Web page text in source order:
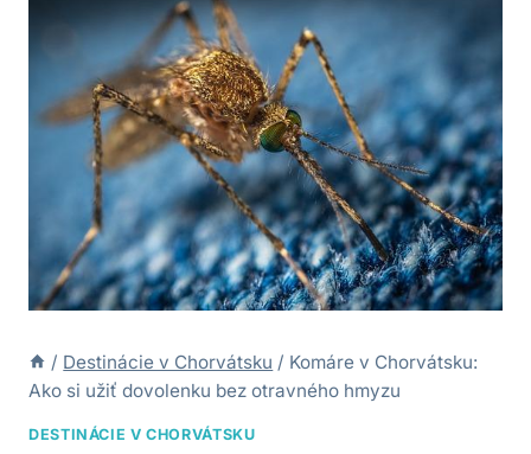
/ Destinácie v Chorvátsku / Komáre v Chorvátsku:
Ako si užiť dovolenku bez otravného hmyzu
DESTINÁCIE V CHORVÁTSKU